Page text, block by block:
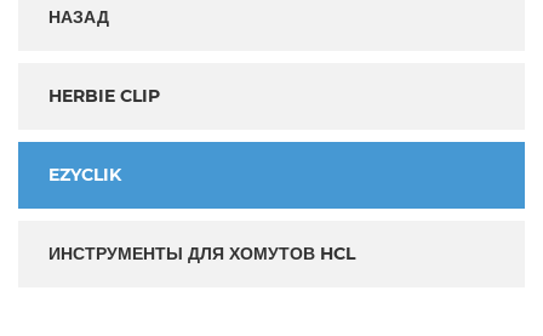
НАЗАД
HERBIE CLIP
EZYCLIK
ИНСТРУМЕНТЫ ДЛЯ ХОМУТОВ HCL